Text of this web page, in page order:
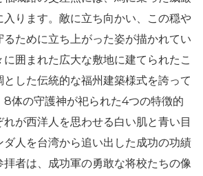
入ります。敵に立ち向かい、この穏や
ために立ち上がった姿が描かれてい
に囲まれた広大な敷地に建てられたこ
した伝統的な福州建築様式を誇って
8体の守護神が祀られた4つの特徴的
が西洋人を思わせる白い肌と青い目
ダ人を台湾から追い出した成功の功績
拝者は、成功軍の勇敢な将校たちの像